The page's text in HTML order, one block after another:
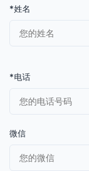
*姓名
*电话
微信